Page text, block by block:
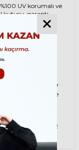
UV korumalı ve
kutusu, garanti
özenle
ücretsiz olarak
olup
3447V 2502 47
Metal, çerçeve
%100 orijinal ve 2
değişim ve tamir
olarak destek